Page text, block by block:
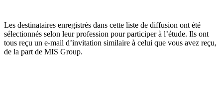
Les destinataires enregistrés dans cette liste de diffusion ont été
sélectionnés selon leur profession pour participer à l’étude. Ils ont
tous reçu un e-mail d’invitation similaire à celui que vous avez reçu,
de la part de MIS Group.